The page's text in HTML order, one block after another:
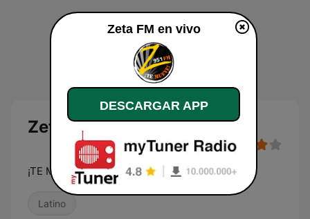
Zeta FM
¡TE MUEVE!
Latino
Zeta FM en vivo
DESCARGAR APP